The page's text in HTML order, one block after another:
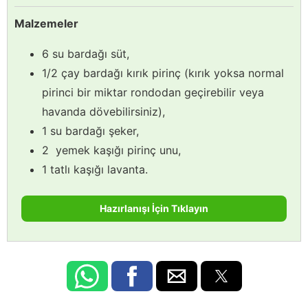
Malzemeler
6 su bardağı süt,
1/2 çay bardağı kırık pirinç (kırık yoksa normal
pirinci bir miktar rondodan geçirebilir veya
havanda dövebilirsiniz),
1 su bardağı şeker,
2 yemek kaşığı pirinç unu,
1 tatlı kaşığı lavanta.
Hazırlanışı İçin Tıklayın